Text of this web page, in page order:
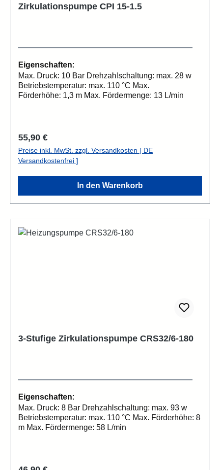
Zirkulationspumpe CPI 15-1.5
Eigenschaften:
Max. Druck: 10 Bar Drehzahlschaltung: max. 28 w
Betriebstemperatur: max. 110 °C Max.
Förderhöhe: 1,3 m Max. Fördermenge: 13 L/min
Regulärer Preis:
55,90 €
Preise inkl. MwSt. zzgl. Versandkosten [ DE
Versandkostenfrei ]
In den Warenkorb
3-Stufige Zirkulationspumpe CRS32/6-180
Eigenschaften:
Max. Druck: 8 Bar Drehzahlschaltung: max. 93 w
Betriebstemperatur: max. 110 °C Max. Förderhöhe: 8
m Max. Fördermenge: 58 L/min